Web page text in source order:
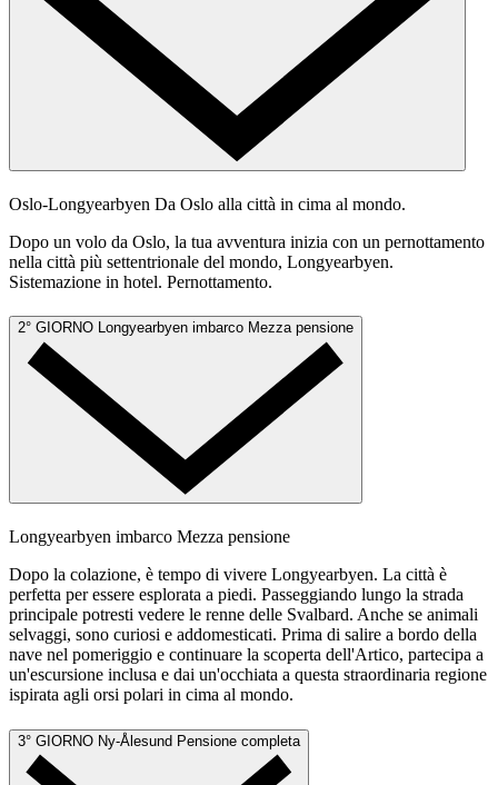
Oslo-Longyearbyen Da Oslo alla città in cima al mondo.
Dopo un volo da Oslo, la tua avventura inizia con un pernottamento
nella città più settentrionale del mondo, Longyearbyen.
Sistemazione in hotel. Pernottamento.
2° GIORNO Longyearbyen imbarco Mezza pensione
Longyearbyen imbarco Mezza pensione
Dopo la colazione, è tempo di vivere Longyearbyen. La città è
perfetta per essere esplorata a piedi. Passeggiando lungo la strada
principale potresti vedere le renne delle Svalbard. Anche se animali
selvaggi, sono curiosi e addomesticati. Prima di salire a bordo della
nave nel pomeriggio e continuare la scoperta dell'Artico, partecipa a
un'escursione inclusa e dai un'occhiata a questa straordinaria regione
ispirata agli orsi polari in cima al mondo.
3° GIORNO Ny-Ålesund Pensione completa